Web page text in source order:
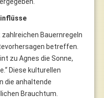
Bauernregeln
betreffen.
zu Agnes die Sonne,
Diese kulturellen
die anhaltende
Brauchtum.